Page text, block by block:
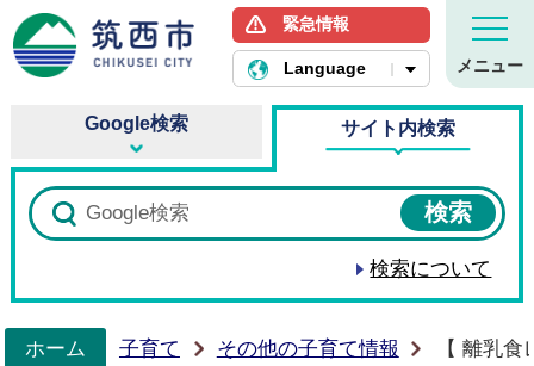
筑西市ホームページ
緊急情報
Language メニュー
Google検索 サイト内検索
検索について
ホーム
子育て その他の子育て情報 【 離乳